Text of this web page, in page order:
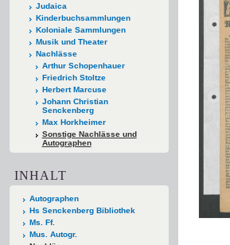
Judaica
Kinderbuchsammlungen
Koloniale Sammlungen
Musik und Theater
Nachlässe
Arthur Schopenhauer
Friedrich Stoltze
Herbert Marcuse
Johann Christian
Senckenberg
Max Horkheimer
Sonstige Nachlässe und
Autographen
INHALT
Autographen
Hs Senckenberg Bibliothek
Ms. Ff.
Mus. Autogr.